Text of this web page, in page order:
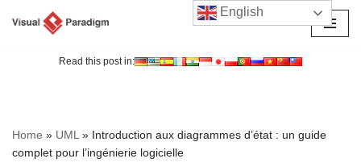
Read this post in:
Home » UML» Introduction aux diagrammes d’état : un guide
complet pour l’ingénierie logicielle
English